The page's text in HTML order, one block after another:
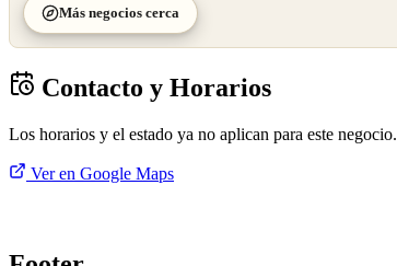
Más negocios cerca
Contacto y Horarios
Los horarios y el estado ya no aplican para este negocio.
Ver en Google Maps